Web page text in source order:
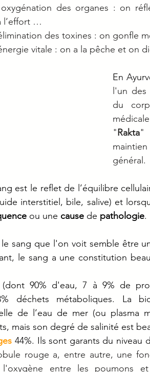
oxygénation des organes : on
l’effort …
des toxines : on gonfle
vitale : on a la pêche et on
En
l'un des
du
"Rakta"
général.
est le reflet de l’équilibre
interstitiel, bile, salive) et
ou une cause de pathologie.
le sang que l'on voit semble être
le sang a une constitution
(dont 90% d'eau, 7 à 9% de
déchets métaboliques. La
de l’eau de mer (ou plasma
mais son degré de salinité est
44%. Ils sont garants du niveau
rouge a, entre autre, une